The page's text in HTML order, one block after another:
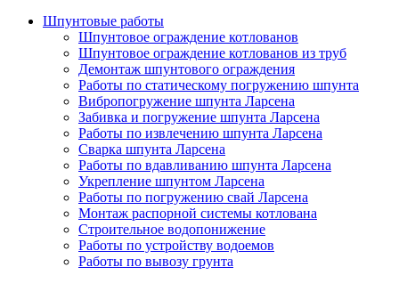
Шпунтовые работы
Шпунтовое ограждение котлованов
Шпунтовое ограждение котлованов из труб
Демонтаж шпунтового ограждения
Работы по статическому погружению шпунта
Вибропогружение шпунта Ларсена
Забивка и погружение шпунта Ларсена
Работы по извлечению шпунта Ларсена
Сварка шпунта Ларсена
Работы по вдавливанию шпунта Ларсена
Укрепление шпунтом Ларсена
Работы по погружению свай Ларсена
Монтаж распорной системы котлована
Строительное водопонижение
Работы по устройству водоемов
Работы по вывозу грунта